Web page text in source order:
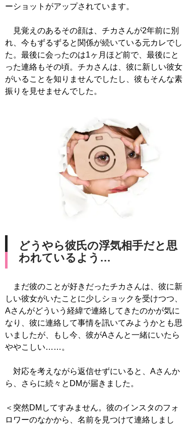
ーショットがアップされています。
見覚えのあるその顔は、チカさんが2年前に別
れ、今もずるずると関係が続いている元カレでし
た。最後に会ったのは1ヶ月ほど前で、最後にと
った連絡もその頃。チカさんは、彼に新しい彼女
がいることを知りませんでしたし、彼もそんな素
振りを見せませんでした。
どうやら彼氏の浮気相手だと思
われているよう…
まだ彼のことが好きだったチカさんは、彼に新
しい彼女がいたことに少しショックを受けつつ、
Aさんがどういう経緯で連絡してきたのかが気に
なり、彼に連絡して事情を訊いてみようかとも思
いましたが、もし今、彼がAさんと一緒にいたら
ややこしい……。
対応を考えながら返信せずにいると、Aさんか
ら、さらに続々とDMが届きました。
＜突然DMしてすみません。彼のインスタのフォ
ロワーのなかから、名前を見つけて連絡しまし